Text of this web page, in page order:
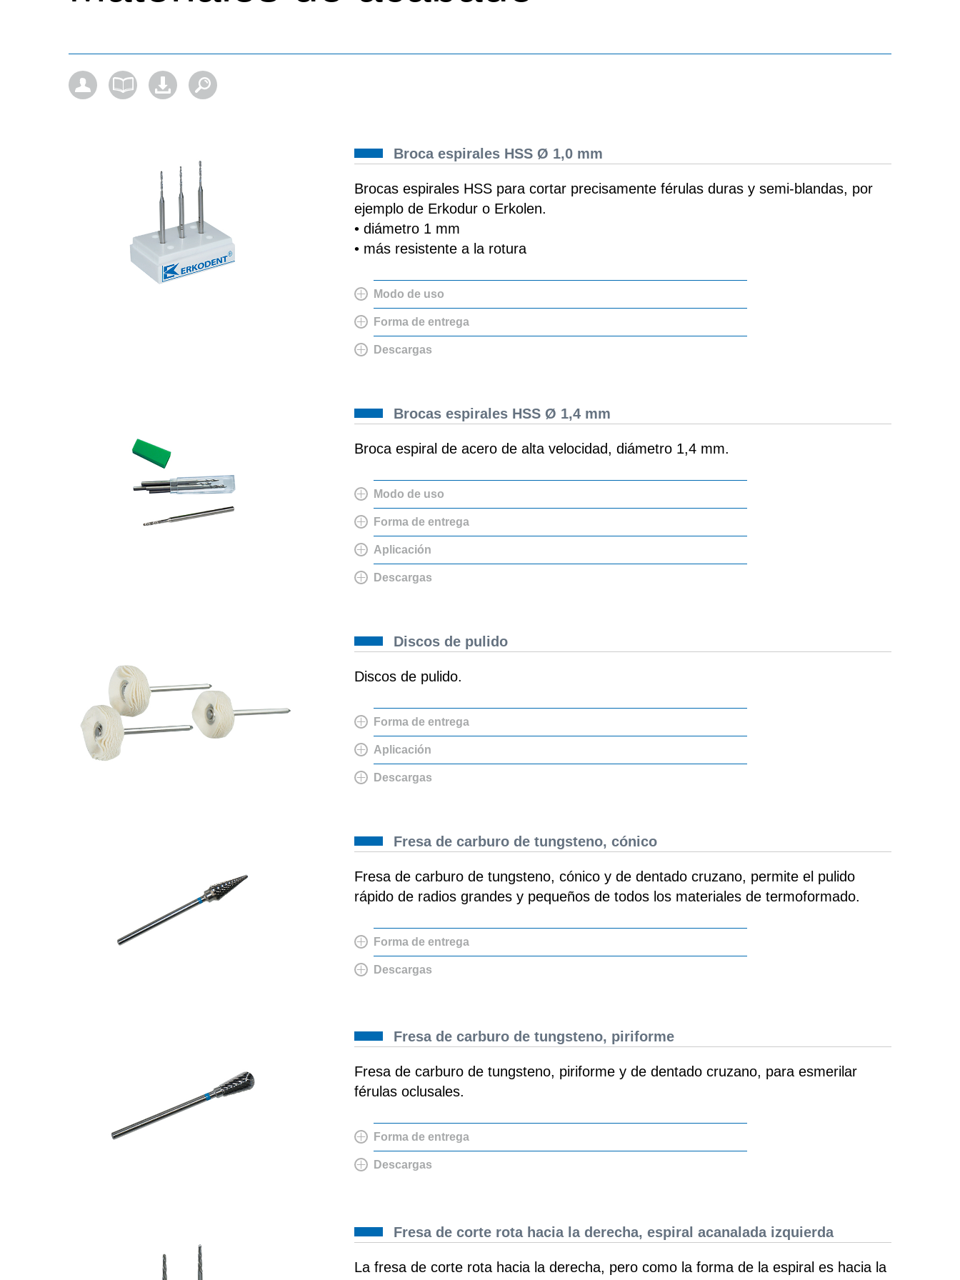
Broca espirales HSS Ø 1,0 mm
Brocas espirales HSS para cortar precisamente férulas duras y semi-blandas, por
ejemplo de Erkodur o Erkolen.
• diámetro 1 mm
• más resistente a la rotura
Modo de uso
Forma de entrega
Descargas
Brocas espirales HSS Ø 1,4 mm
Broca espiral de acero de alta velocidad, diámetro 1,4 mm.
Modo de uso
Forma de entrega
Aplicación
Descargas
Discos de pulido
Discos de pulido.
Forma de entrega
Aplicación
Descargas
Fresa de carburo de tungsteno, cónico
Fresa de carburo de tungsteno, cónico y de dentado cruzano, permite el pulido
rápido de radios grandes y pequeños de todos los materiales de termoformado.
Forma de entrega
Descargas
Fresa de carburo de tungsteno, piriforme
Fresa de carburo de tungsteno, piriforme y de dentado cruzano, para esmerilar
férulas oclusales.
Forma de entrega
Descargas
Fresa de corte rota hacia la derecha, espiral acanalada izquierda
La fresa de corte rota hacia la derecha, pero como la forma de la espiral es hacia la